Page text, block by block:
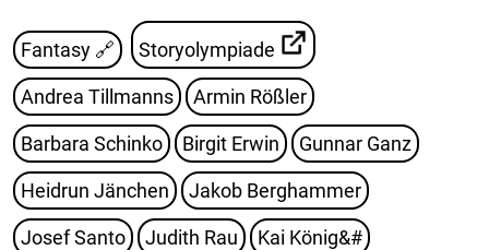
Fantasy 🔗 Storyolympiade
Andrea Tillmanns Armin Rößler
Barbara Schinko Birgit Erwin Gunnar Ganz
Heidrun Jänchen Jakob Berghammer
Josef Santo Judith Rau Kai König&#